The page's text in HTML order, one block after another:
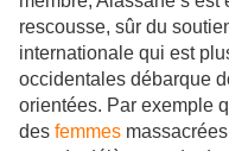
rescousse, sûr du
internationale qui est
occidentales débarque
orientées. Par exemple
des femmes